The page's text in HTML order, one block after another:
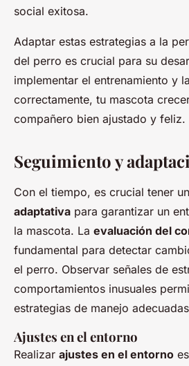
social exitosa.
Adaptar estas estrategias a la
del perro es crucial para su
implementar el entrenamiento y
correctamente, tu mascota
compañero bien ajustado y feliz.
Seguimiento y
Con el tiempo, es crucial tener
adaptativa para garantizar un
la mascota. La evaluación del
fundamental para detectar
el perro. Observar señales de
comportamientos inusuales
estrategias de manejo
Ajustes en el entorno
Realizar ajustes en el entorno